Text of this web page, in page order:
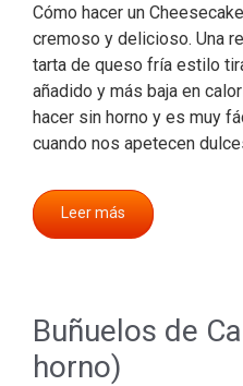
Cómo hacer un
cremoso y delicioso. Una
tarta de queso fría estilo
añadido y más baja en
hacer sin horno y es muy
cuando nos apetecen
Leer más
Buñuelos de
horno)